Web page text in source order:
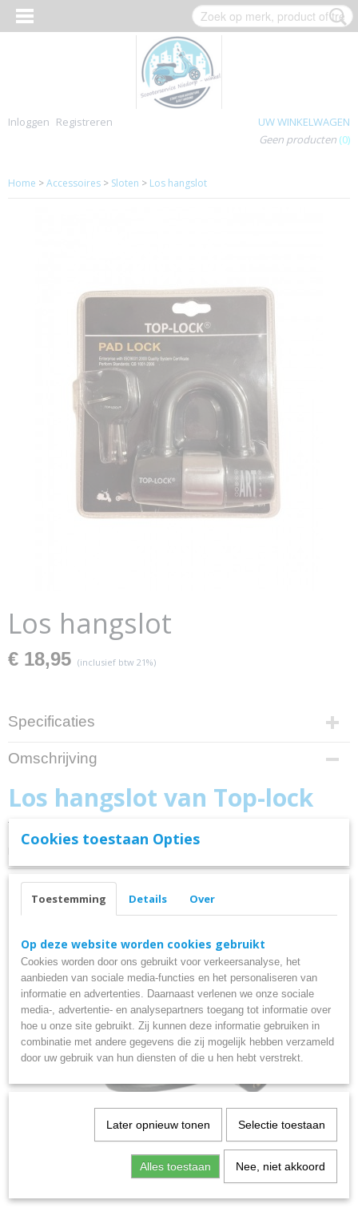
Inloggen Registreren
UW WINKELWAGEN
Geen producten (0)
Home >Accessoires > Sloten > Los hangslot
Los hangslot
€ 18,95 (inclusief btw 21%)
Specificaties
Productcode
PAD LOCK TOP LOCK
EAN code
7432031444479
ART3
Hangslot
Omschrijving
Los hangslot van Top-lock
Top Lock Hangslot voor aan een kettingslot of voor een dun wiel,.
Dit hangslot heeft een ART 3 keurmerk en heeft twee sleutels.
Ook interessant
Kabelslot Ø12mm / 150cm
Cookies toestaan Opties
Toestemming Details Over
Op deze website worden cookies gebruikt
Cookies worden door ons gebruikt voor verkeersanalyse, het
aanbieden van sociale media-functies en het personaliseren van
informatie en advertenties. Daarnaast verlenen we onze sociale
media-, advertentie- en analysepartners toegang tot informatie over
hoe u onze site gebruikt. Zij kunnen deze informatie gebruiken in
combinatie met andere gegevens die zij mogelijk hebben verzameld
door uw gebruik van hun diensten of die u hen hebt verstrekt.
Later opnieuw tonen Selectie toestaan
Alles toestaan Nee, niet akkoord